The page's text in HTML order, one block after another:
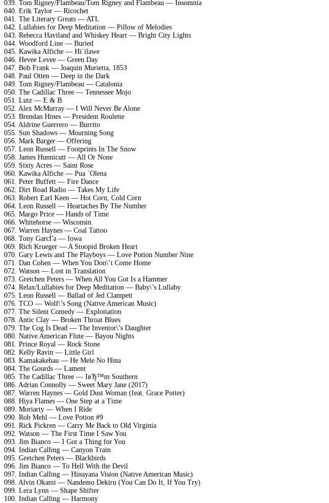
039. Tom Rigney/Flambeau/Tom Rigney and Flambeau — Insomnia
040. Erik Taylor — Ricochet
041. The Literary Greats — ATL
042. Lullabies for Deep Meditation — Pillow of Melodies
043. Rebecca Haviland and Whiskey Heart — Bright City Lights
044. Woodford Line — Buried
045. Kawika Alfiche — Hi`ilawe
046. Hevee Levee — Green Day
047. Bob Frank — Joaquin Murietta, 1853
048. Paul Otten — Deep in the Dark
049. Tom Rigney/Flambeau — Catalonia
050. The Cadillac Three — Tennessee Mojo
051. Lutz — E & B
052. Alex McMurray — I Will Never Be Alone
053. Brendan Hines — President Roulette
054. Aldrine Guerrero — Burrito
055. Sun Shadows — Mourning Song
056. Mark Barger — Offering
057. Leon Russell — Footprints In The Snow
058. James Hunnicutt — All Or None
059. Sixty Acres — Saint Rose
060. Kawika Alfiche — Pua `Olena
061. Peter Buffett — Fire Dance
062. Dirt Road Radio — Takes My Life
063. Robert Earl Keen — Hot Corn, Cold Corn
064. Leon Russell — Heartaches By The Number
065. Margo Price — Hands of Time
066. Whitehorse — Wisconsin
067. Warren Haynes — Coal Tattoo
068. Tony GarcГ­a — Iowa
069. Rich Krueger — A Stoopid Broken Heart
070. Gary Lewis and The Playboys — Love Potion Number Nine
071. Dan Cohen — When You Don\’t Come Home
072. Watson — Lost in Translation
073. Gretchen Peters — When All You Got Is a Hammer
074. Relax/Lullabies for Deep Meditation — Baby\’s Lullaby
075. Leon Russell — Ballad of Jed Clampett
076. TCO — Wolf\’s Song (Native American Music)
077. The Silent Comedy — Exploitation
078. Antic Clay — Broken Throat Blues
079. The Cog Is Dead — The Inventor\’s Daughter
080. Native American Flute — Bayou Nights
081. Prince Royal — Rock Stone
082. Kelly Ravin — Little Girl
083. Kamakakehau — He Mele No Hina
084. The Gourds — Lament
085. The Cadillac Three — IвЂ™m Southern
086. Adrian Connolly — Sweet Mary Jane (2017)
087. Warren Haynes — Gold Dust Woman (feat. Grace Potter)
088. Hiya Flames — One Step at a Time
089. Moriarty — When I Ride
090. Rob Mehl — Love Potion #9
091. Rick Pickren — Carry Me Back to Old Virginia
092. Watson — The First Time I Saw You
093. Jim Bianco — I Got a Thing for You
094. Indian Calling — Canyon Train
095. Gretchen Peters — Blackbirds
096. Jim Bianco — To Hell With the Devil
097. Indian Calling — Hinayana Vision (Native American Music)
098. Alvin Okami — Nandemo Dekiru (You Can Do It, If You Try)
099. Lera Lynn — Shape Shifter
100. Indian Calling — Harmony